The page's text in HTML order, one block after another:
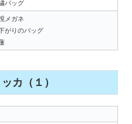
バッグ
メガネ
がりのバッグ
カ（１）